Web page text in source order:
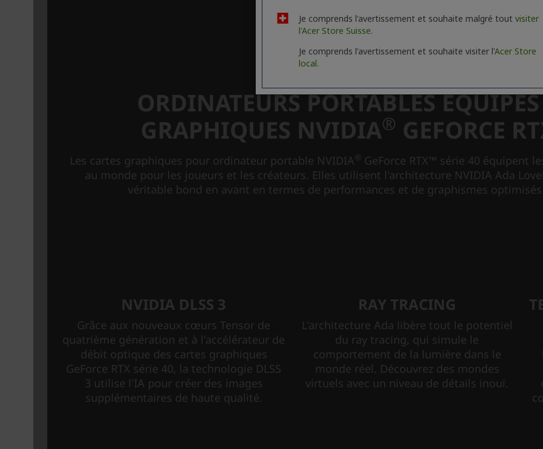
Je comprends l'avertissement et souhaite malgré tout visiter
l'Acer Store Suisse.
Je comprends l'avertissement et souhaite visiter l'Acer Store
local.